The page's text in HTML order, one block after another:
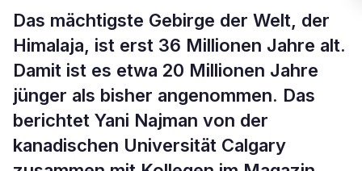
Himalaja ist wesentlich jünger als
gedacht
Das mächtigste Gebirge der Welt, der
Himalaja, ist erst 36 Millionen Jahre alt.
Damit ist es etwa 20 Millionen Jahre
jünger als bisher angenommen. Das
berichtet Yani Najman von der
kanadischen Universität Calgary